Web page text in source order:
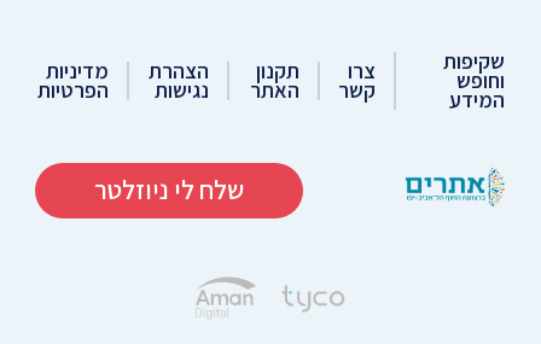
שקיפות
וחופש
המידע
צרו
קשר
תקנון
האתר
הצהרת
נגישות
מדיניות
הפרטיות
שלח לי ניוזלטר